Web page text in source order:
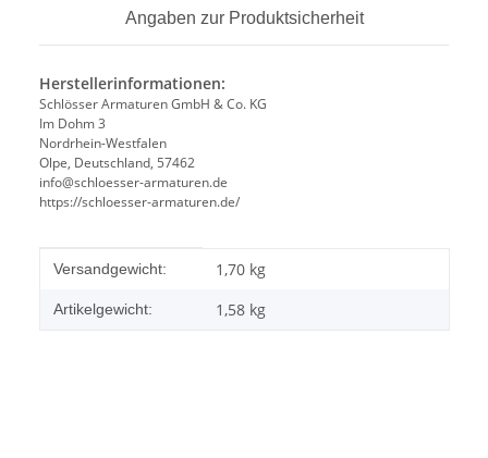
Angaben zur Produktsicherheit
Herstellerinformationen:
Schlösser Armaturen GmbH & Co. KG
Im Dohm 3
Nordrhein-Westfalen
Olpe, Deutschland, 57462
info@schloesser-armaturen.de
https://schloesser-armaturen.de/
Produkteigenschaft
Wert
Versandgewicht: 1,70 kg
Artikelgewicht: 1,58 kg